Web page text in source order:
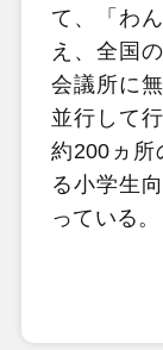
て、「わ
え、全国
会議所に
並行して
約200ヵ所
る小学生
っている。